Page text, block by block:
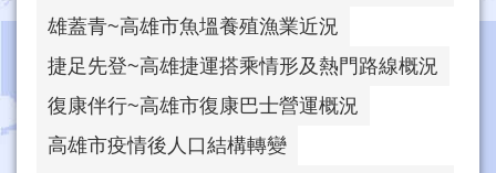
雄蓋青~高雄市魚塭養殖漁業近況
捷足先登~高雄捷運搭乘情形及熱門路線概況
復康伴行~高雄市復康巴士營運概況
高雄市疫情後人口結構轉變